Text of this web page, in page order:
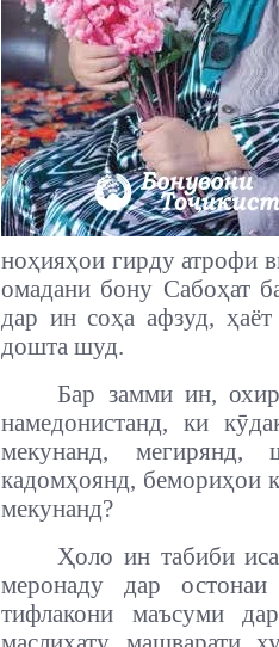
ноҳияҳои гирду атрофи
омадани бону Сабоҳат
дар ин соҳа афзуд,
дошта шуд.
Бар замми ин,
намедонистанд, ки
мекунанд, мегирянд,
кадомҳоянд, бемориҳои
мекунанд?
Ҳоло ин табиби
меронаду дар
тифлакони маъсуми